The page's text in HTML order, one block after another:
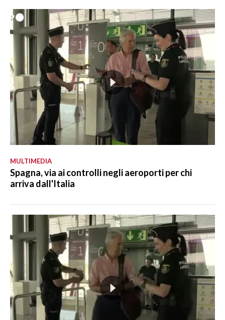
MULTIMEDIA
Spagna, via ai controlli negli aeroporti per chi
arriva dall'Italia